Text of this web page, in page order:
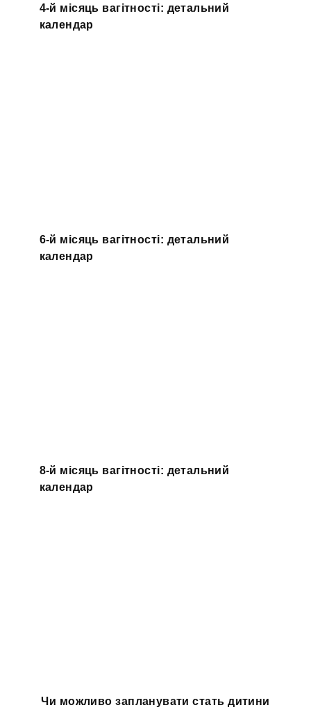
4-й місяць вагітності: детальний
календар
6-й місяць вагітності: детальний
календар
8-й місяць вагітності: детальний
календар
Чи можливо запланувати стать дитини